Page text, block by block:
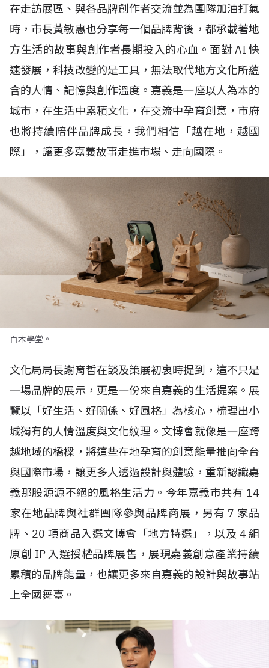
在走訪展區、與各品牌創作者交流並為團隊加油打氣
時，市長黃敏惠也分享每一個品牌背後，都承載著地
方生活的故事與創作者長期投入的心血。面對 AI快
速發展，科技改變的是工具，無法取代地方文化所蘊
含的人情、記憶與創作溫度。嘉義是一座以人為本的
城市，在生活中累積文化，在交流中孕育創意，市府
也將持續陪伴品牌成長，我們相信「越在地，越國
際」，讓更多嘉義故事走進市場、走向國際。
百木學堂。
文化局局長謝育哲在談及策展初衷時提到，這不只是
一場品牌的展示，更是一份來自嘉義的生活提案。展
覽以「好生活、好關係、好風格」為核心，梳理出小
城獨有的人情溫度與文化紋理。文博會就像是一座跨
越地域的橋樑，將這些在地孕育的創意能量推向全台
與國際市場，讓更多人透過設計與體驗，重新認識嘉
義那股源源不絕的風格生活力。今年嘉義市共有 14
家在地品牌與社群團隊參與品牌商展，另有 7 家品
牌、 20 項商品入選文博會「地方特選」，以及 4 組
原創 IP 入選授權品牌展售，展現嘉義創意產業持續
累積的品牌能量，也讓更多來自嘉義的設計與故事站
上全國舞臺。